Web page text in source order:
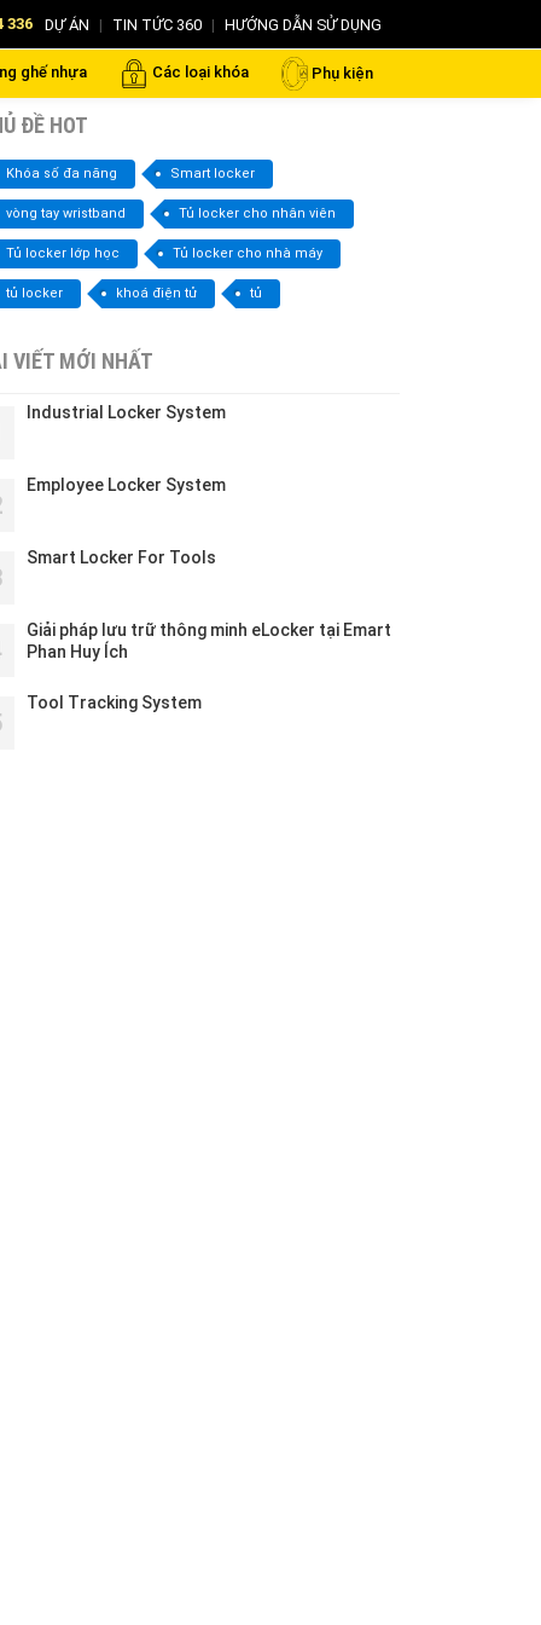
336 DỰ ÁN | TIN TỨC 360 | HƯỚNG DẪN SỬ DỤNG
ghế nhựa Các loại khóa Phụ kiện
ĐỀ HOT
Khóa số đa năng Smart locker
vòng tay wristband Tủ locker cho nhân viên
Tủ locker lớp học Tủ locker cho nhà máy
tủ locker khoá điện tử tủ
VIẾT MỚI NHẤT
Industrial Locker System
Employee Locker System
Smart Locker For Tools
Giải pháp lưu trữ thông minh eLocker tại Emart
Phan Huy Ích
Tool Tracking System